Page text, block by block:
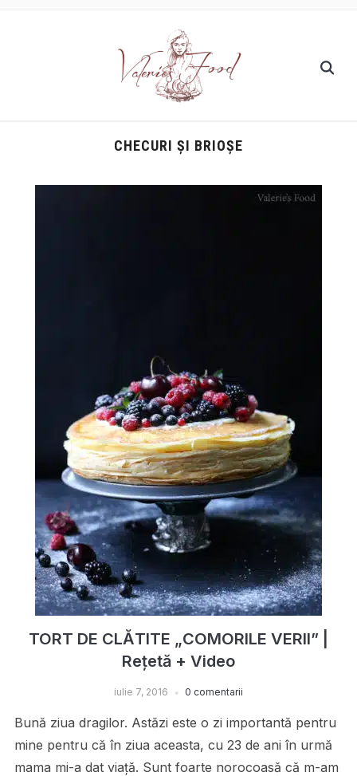
CHECURI ȘI BRIOȘE
TORT DE CLĂTITE „COMORILE VERII” |
Rețetă + Video
iulie 7, 2016 0 comentarii
Bună ziua dragilor. Astăzi este o zi importantă pentru
mine pentru că în ziua aceasta, cu 23 de ani în urmă
mama mi-a dat viaţă. Sunt foarte norocoasă că m-am